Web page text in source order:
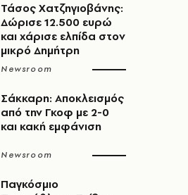
Τάσος Χατζηγιοβάνης:
Δώρισε 12.500 ευρώ
και χάρισε ελπίδα στον
μικρό Δημήτρη
Newsroom
Σάκκαρη: Αποκλεισμός
από την Γκοφ με 2-0
και κακή εμφάνιση
Newsroom
Παγκόσμιο